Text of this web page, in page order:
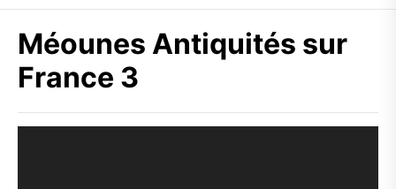
Méounes Antiquités sur
France 3